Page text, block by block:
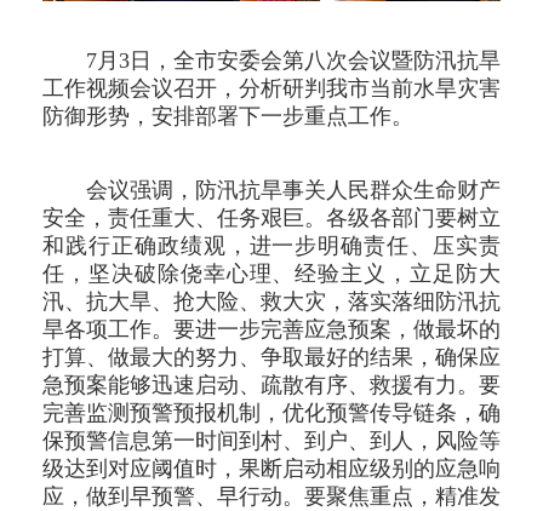
7月3日，全市安委会第八次会议暨防汛抗旱
工作视频会议召开，分析研判我市当前水旱灾害
防御形势，安排部署下一步重点工作。
会议强调，防汛抗旱事关人民群众生命财产
安全，责任重大、任务艰巨。各级各部门要树立
和践行正确政绩观，进一步明确责任、压实责
任，坚决破除侥幸心理、经验主义，立足防大
汛、抗大旱、抢大险、救大灾，落实落细防汛抗
旱各项工作。要进一步完善应急预案，做最坏的
打算、做最大的努力、争取最好的结果，确保应
急预案能够迅速启动、疏散有序、救援有力。要
完善监测预警预报机制，优化预警传导链条，确
保预警信息第一时间到村、到户、到人，风险等
级达到对应阈值时，果断启动相应级别的应急响
应，做到早预警、早行动。要聚焦重点，精准发